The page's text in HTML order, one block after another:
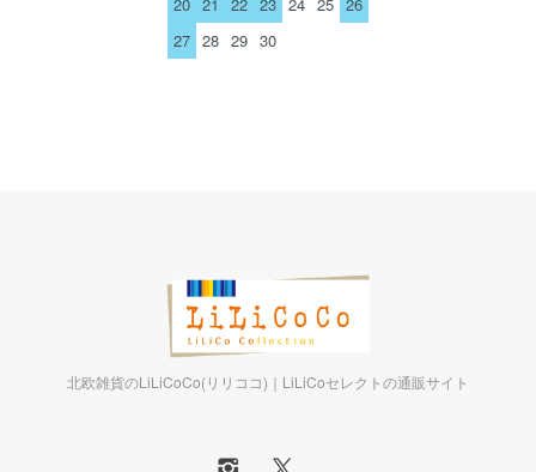
27 28 29 30
北欧雑貨のLiLiCoCo(リリココ)｜LiLiCoセレクトの通販サイト